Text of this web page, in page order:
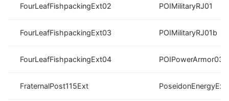
FourLeafFishpackingExt02 POIMilitaryRJ01
FourLeafFishpackingExt03 POIMilitaryRJ01b
FourLeafFishpackingExt04 POIPowerArmor03
FraternalPost115Ext PoseidonEnergyExt